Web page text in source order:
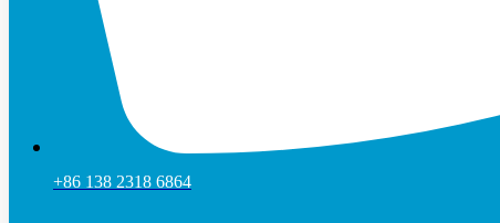
+86 138 2318 6864